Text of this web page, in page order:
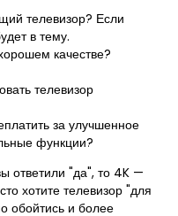
телевизор? Если
в тему.
качестве?
телевизор
за улучшенное
функции?
ответили "да", то 4K —
хотите телевизор "для
обойтись и более